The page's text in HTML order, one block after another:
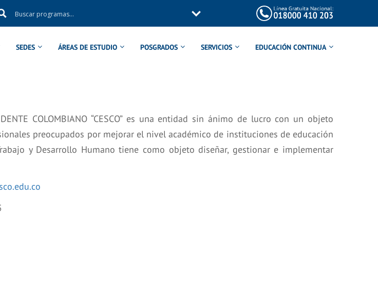
SEDES ÁREAS DE ESTUDIO POSGRADOS SERVICIOS EDUCACIÓN CONTINUA
COLOMBIANO “CESCO” es una entidad sin ánimo de lucro con un objeto
preocupados por mejorar el nivel académico de instituciones de educación
y Desarrollo Humano tiene como objeto diseñar, gestionar e implementar